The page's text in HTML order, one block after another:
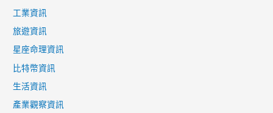
工業資訊
旅遊資訊
星座命理資訊
比特幣資訊
生活資訊
產業觀察資訊